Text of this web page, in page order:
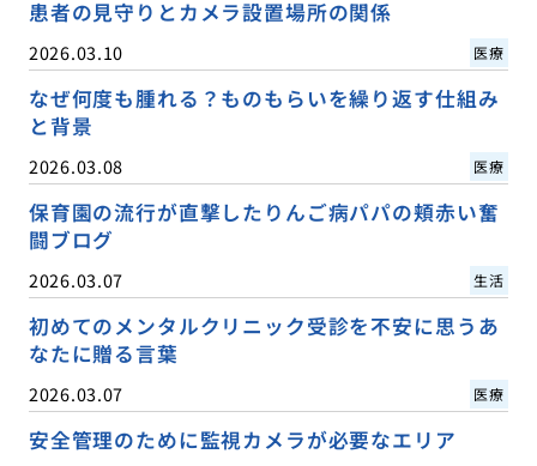
患者の見守りとカメラ設置場所の関係
2026.03.10 医療
なぜ何度も腫れる？ものもらいを繰り返す仕組み
と背景
2026.03.08 医療
保育園の流行が直撃したりんご病パパの頬赤い奮
闘ブログ
2026.03.07 生活
初めてのメンタルクリニック受診を不安に思うあ
なたに贈る言葉
2026.03.07 医療
安全管理のために監視カメラが必要なエリア